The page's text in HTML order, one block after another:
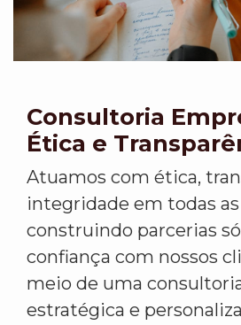
Consultoria
Ética e
Atuamos com ética,
integridade em todas as
construindo parcerias
confiança com nossos
meio de uma
estratégica e